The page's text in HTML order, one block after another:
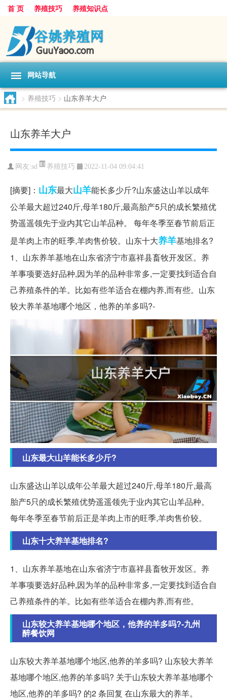
首 页 养殖技巧 养殖知识点
网站导航
> 养殖技巧 > 山东养羊大户
山东养羊大户
网友:sd 养殖技巧 2022-11-04 09:04:41
[摘要]： 山东最大山羊能长多少斤?山东盛达山羊以成年
公羊最大超过240斤,母羊180斤,最高胎产5只的成长繁殖优
势遥遥领先于业内其它山羊品种。 每年冬季至春节前后正
是羊肉上市的旺季,羊肉售价较。山东十大养羊基地排名?
1、山东养羊基地在山东省济宁市嘉祥县畜牧开发区。养
羊事项要选好品种,因为羊的品种非常多,一定要找到适合自
己养殖条件的羊。比如有些羊适合在棚内养,而有些。山东
较大养羊基地哪个地区，他养的羊多吗?-
山东最大山羊能长多少斤?
山东盛达山羊以成年公羊最大超过240斤,母羊180斤,最高
胎产5只的成长繁殖优势遥遥领先于业内其它山羊品种。
每年冬季至春节前后正是羊肉上市的旺季,羊肉售价较。
山东十大养羊基地排名?
1、山东养羊基地在山东省济宁市嘉祥县畜牧开发区。养
羊事项要选好品种,因为羊的品种非常多,一定要找到适合自
己养殖条件的羊。比如有些羊适合在棚内养,而有些。
山东较大养羊基地哪个地区，他养的羊多吗?-九州
醉餐饮网
山东较大养羊基地哪个地区,他养的羊多吗? 山东较大养羊
基地哪个地区,他养的羊多吗? 关于山东较大养羊基地哪个
地区,他养的羊多吗? 的2 条回复 在山东最大的养羊。